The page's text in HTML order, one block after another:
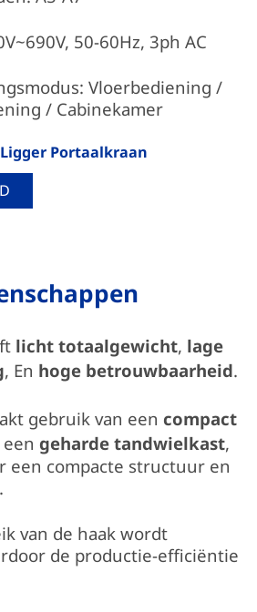
50-60Hz, 3ph AC
Vloerbediening /
/ Cabinekamer
Portaalkraan
licht totaalgewicht, lage
, En hoge betrouwbaarheid.
gebruik van een compact
eengeharde tandwielkast,
een compacte structuur en
van de haak wordt
de productie-efficiëntie